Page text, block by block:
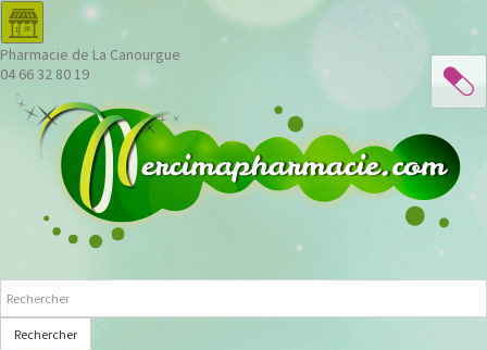
Pharmacie de La Canourgue
04 66 32 80 19
Rechercher